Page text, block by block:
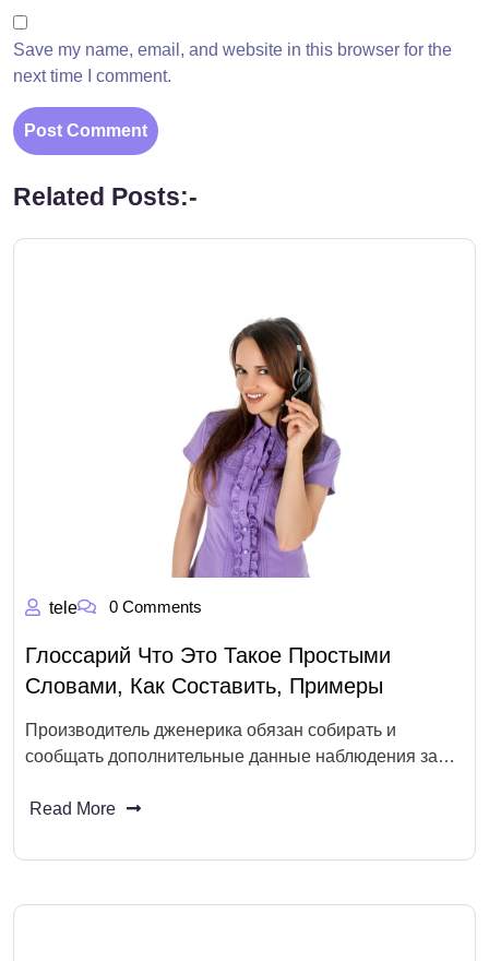
Save my name, email, and website in this browser for the
next time I comment.
Related Posts:-
tele 0 Comments
Глоссарий Что Это Такое Простыми
Словами, Как Составить, Примеры
Производитель дженерика обязан собирать и
сообщать дополнительные данные наблюдения за…
Read More